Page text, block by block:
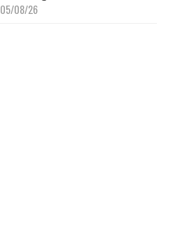
05/08/26